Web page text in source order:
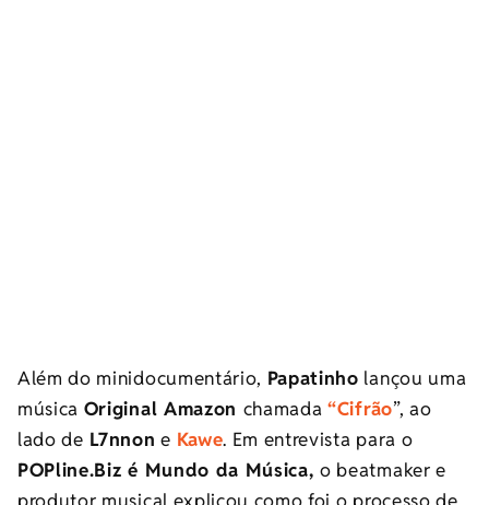
Além do minidocumentário, Papatinho lançou uma
música Original Amazon chamada“Cifrão”, ao
lado de L7nnon e Kawe. Em entrevista para o
POPline.Biz é Mundo da Música,o beatmaker e